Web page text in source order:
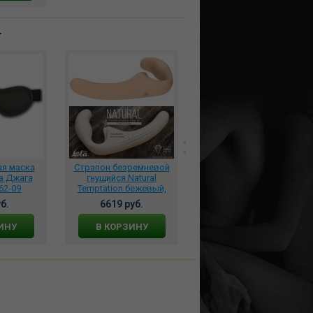
маска
Джага
09
Страпон безремневой
гнущийся Natural
Temptation бежевый,
5011-01lola
6619 руб.
В КОРЗИНУ